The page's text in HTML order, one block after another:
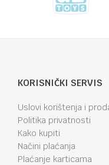
KORISNIČKI SERVIS
Uslovi korištenja i
Politika privatnosti
Kako kupiti
Načini plaćanja
Plaćanje karticama